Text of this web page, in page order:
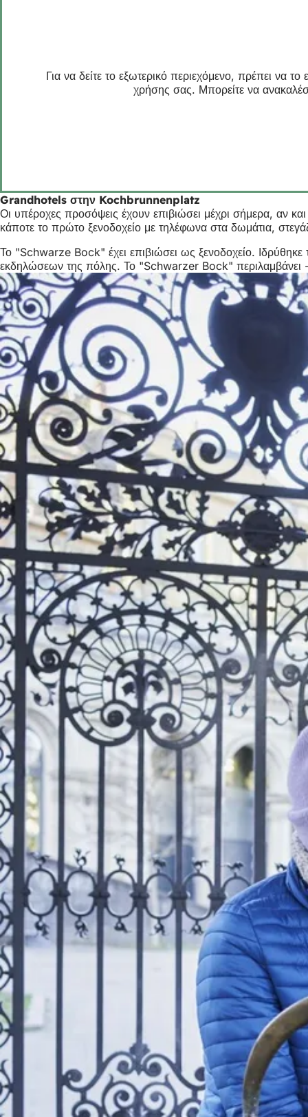
Για να δείτε το εξωτερικό περιεχόμενο, πρέπει να
χρήσης σας. Μπορείτε να
Grandhotels στην Kochbrunnenplatz
Οι υπέροχες προσόψεις έχουν επιβιώσει μέχρι σήμερα, αν
κάποτε το πρώτο ξενοδοχείο με τηλέφωνα στα δωμάτια,
Το "Schwarze Bock" έχει επιβιώσει ως ξενοδοχείο. Ιδρύθηκε
εκδηλώσεων της πόλης. Το "Schwarzer Bock" περιλαμβάνει